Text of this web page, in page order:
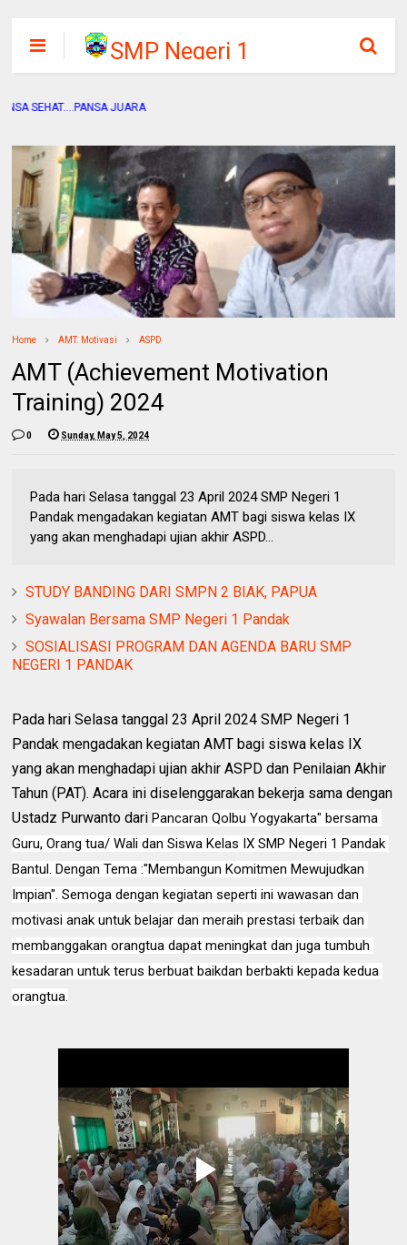
SMP Negeri 1
Pandak
JUARA
Home AMT. Motivasi ASPD
AMT (Achievement Motivation
Training) 2024
0 Sunday, May 5, 2024
Pada hari Selasa tanggal 23 April 2024 SMP Negeri 1
Pandak mengadakan kegiatan AMT bagi siswa kelas IX
yang akan menghadapi ujian akhir ASPD...
STUDY BANDING DARI SMPN 2 BIAK, PAPUA
Syawalan Bersama SMP Negeri 1 Pandak
SOSIALISASI PROGRAM DAN AGENDA BARU SMP
NEGERI 1 PANDAK
Pada hari Selasa tanggal 23 April 2024 SMP Negeri 1
Pandak mengadakan kegiatan AMT bagi siswa kelas IX
yang akan menghadapi ujian akhir ASPD dan Penilaian Akhir
Tahun (PAT). Acara ini diselenggarakan bekerja sama dengan
Ustadz Purwanto dariPancaran Qolbu Yogyakarta" bersama
Guru, Orang tua/ Wali dan Siswa Kelas IX SMP Negeri 1 Pandak
Bantul. Dengan Tema :"Membangun Komitmen Mewujudkan
Impian". Semoga dengan kegiatan seperti ini wawasan dan
motivasi anak untuk belajar dan meraih prestasi terbaik dan
membanggakan orangtua dapat meningkat dan juga tumbuh
kesadaran untuk terus berbuat baikdan berbakti kepada kedua
orangtua.